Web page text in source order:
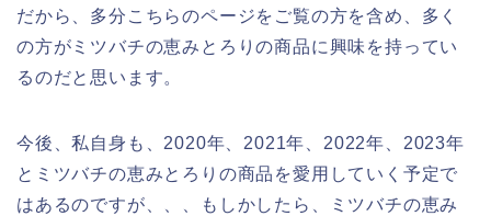
だから、多分こちらのページをご覧の方を含め、多く
の方がミツバチの恵みとろりの商品に興味を持ってい
るのだと思います。
今後、私自身も、2020年、2021年、2022年、2023年
とミツバチの恵みとろりの商品を愛用していく予定で
はあるのですが、、、もしかしたら、ミツバチの恵み